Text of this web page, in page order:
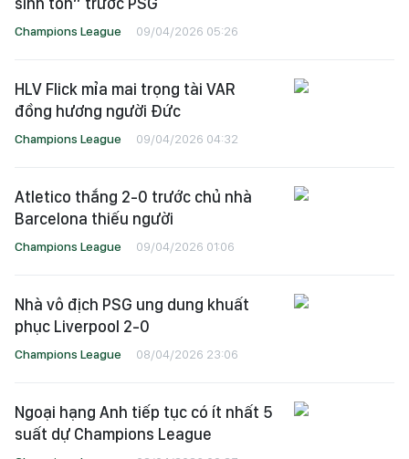
Champions League 09/04/2026 05:26
HLV Flick mỉa mai trọng tài VAR
đồng hương người Đức
Champions League 09/04/2026 04:32
Atletico thắng 2-0 trước chủ nhà
Barcelona thiếu người
Champions League 09/04/2026 01:06
Nhà vô địch PSG ung dung khuất
phục Liverpool 2-0
Champions League 08/04/2026 23:06
Ngoại hạng Anh tiếp tục có ít nhất 5
suất dự Champions League